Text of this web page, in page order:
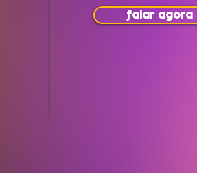
falar agora